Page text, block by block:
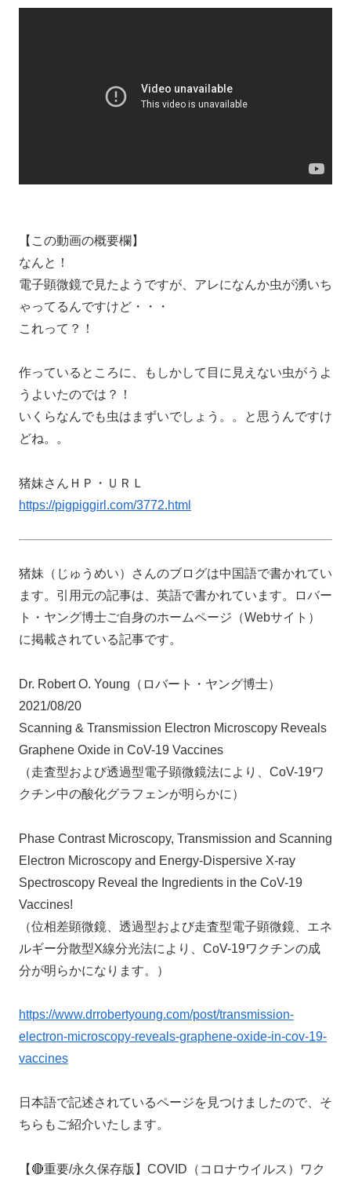
【この動画の概要欄】
なんと！
電子顕微鏡で見たようですが、アレになんか虫が湧いち
ゃってるんですけど・・・
これって？！
作っているところに、もしかして目に見えない虫がうよ
うよいたのでは？！
いくらなんでも虫はまずいでしょう。。と思うんですけ
どね。。
猪妹さんＨＰ・ＵＲＬ
https://pigpiggirl.com/3772.html
猪妹（じゅうめい）さんのブログは中国語で書かれてい
ます。引用元の記事は、英語で書かれています。ロバー
ト・ヤング博士ご自身のホームページ（Webサイト）
に掲載されている記事です。
Dr. Robert O. Young（ロバート・ヤング博士）
2021/08/20
Scanning & Transmission Electron Microscopy Reveals
Graphene Oxide in CoV-19 Vaccines
（走査型および透過型電子顕微鏡法により、CoV-19ワ
クチン中の酸化グラフェンが明らかに）
Phase Contrast Microscopy, Transmission and Scanning
Electron Microscopy and Energy-Dispersive X-ray
Spectroscopy Reveal the Ingredients in the CoV-19
Vaccines!
（位相差顕微鏡、透過型および走査型電子顕微鏡、エネ
ルギー分散型X線分光法により、CoV-19ワクチンの成
分が明らかになります。）
https://www.drrobertyoung.com/post/transmission-
electron-microscopy-reveals-graphene-oxide-in-cov-19-
vaccines
日本語で記述されているページを見つけましたので、そ
ちらもご紹介いたします。
【🔴重要/永久保存版】COVID（コロナウイルス）ワク